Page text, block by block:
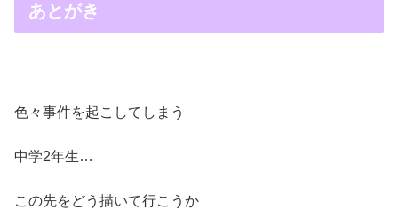
あとがき
色々事件を起こしてしまう
中学2年生…
この先をどう描いて行こうか